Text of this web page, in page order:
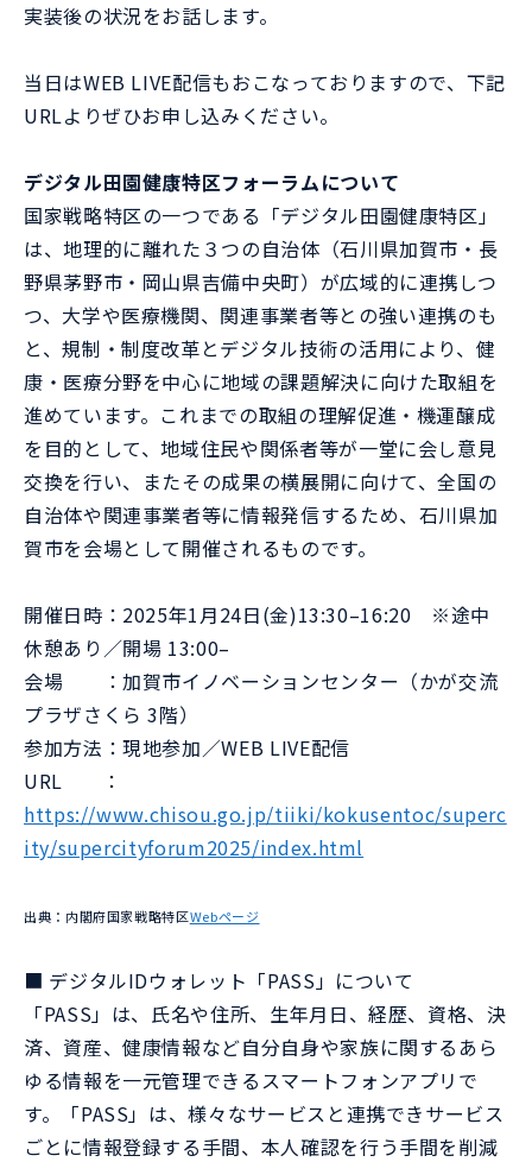
実装後の状況をお話します。
当日はWEB LIVE配信もおこなっておりますので、下記
URLよりぜひお申し込みください。
デジタル田園健康特区フォーラムについて
国家戦略特区の一つである「デジタル田園健康特区」
は、地理的に離れた３つの自治体（石川県加賀市・長
野県茅野市・岡山県吉備中央町）が広域的に連携しつ
つ、大学や医療機関、関連事業者等との強い連携のも
と、規制・制度改革とデジタル技術の活用により、健
康・医療分野を中心に地域の課題解決に向けた取組を
進めています。これまでの取組の理解促進・機運醸成
を目的として、地域住民や関係者等が一堂に会し意見
交換を行い、またその成果の横展開に向けて、全国の
自治体や関連事業者等に情報発信するため、石川県加
賀市を会場として開催されるものです。
開催日時：2025年1月24日(金)13:30–16:20 ※途中
休憩あり／開場 13:00–
会場 ：加賀市イノベーションセンター（かが交流
プラザさくら 3階）
参加方法：現地参加／WEB LIVE配信
URL ：
https://www.chisou.go.jp/tiiki/kokusentoc/superc
ity/supercityforum2025/index.html
出典：内閣府国家戦略特区Webページ
■ デジタルIDウォレット「PASS」について
「PASS」は、氏名や住所、生年月日、経歴、資格、決
済、資産、健康情報など自分自身や家族に関するあら
ゆる情報を一元管理できるスマートフォンアプリで
す。「PASS」は、様々なサービスと連携できサービス
ごとに情報登録する手間、本人確認を行う手間を削減